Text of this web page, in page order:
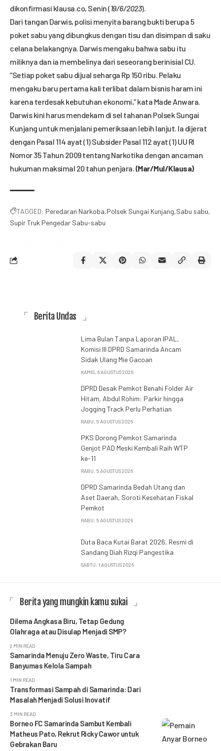
dikonfirmasi klausa.co, Senin (19/6/2023).
Dari tangan Darwis, polisi menyita barang bukti berupa 5
poket sabu yang dibungkus dengan tisu dan disimpan di saku
celana belakangnya. Darwis mengaku bahwa sabu itu
miliknya dan ia membelinya dari seseorang berinisial CU.
“Setiap poket sabu dijual seharga Rp 150 ribu. Pelaku
mengaku baru pertama kali terlibat dalam bisnis haram ini
karena terdesak kebutuhan ekonomi,” kata Made Anwara.
Darwis kini harus mendekam di sel tahanan Polsek Sungai
Kunjang untuk menjalani pemeriksaan lebih lanjut. Ia dijerat
dengan Pasal 114 ayat (1) Subsider Pasal 112 ayat (1) UU RI
Nomor 35 Tahun 2009 tentang Narkotika dengan ancaman
hukuman maksimal 20 tahun penjara. (Mar/Mul/Klausa)
TAGGED: Peredaran Narkoba Polsek Sungai Kunjang Sabu sabu
Supir Truk Pengedar Sabu-sabu
Berita Undas
Lima Bulan Tanpa Laporan IPAL,
Komisi III DPRD Samarinda Ancam
Sidak Ulang Mie Gacoan
KAMIS, 6 AGUSTUS 2026
DPRD Desak Pemkot Benahi Folder Air
Hitam, Abdul Rohim: Parkir hingga
Jogging Track Perlu Perhatian
RABU, 5 AGUSTUS 2026
PKS Dorong Pemkot Samarinda
Genjot PAD Meski Kembali Raih WTP
ke-11
RABU, 5 AGUSTUS 2026
DPRD Samarinda Bedah Utang dan
Aset Daerah, Soroti Kesehatan Fiskal
Pemkot
RABU, 5 AGUSTUS 2026
Duta Baca Kutai Barat 2026, Resmi di
Sandang Diah Rizqi Pangestika
SABTU, 1 AGUSTUS 2026
Berita yang mungkin kamu sukai
Dilema Angkasa Biru, Tetap Gedung
Olahraga atau Disulap Menjadi SMP?
2 MIN READ
Samarinda Menuju Zero Waste, Tiru Cara
Banyumas Kelola Sampah
1 MIN READ
Transformasi Sampah di Samarinda: Dari
Masalah Menjadi Solusi Inovatif
3 MIN READ
Borneo FC Samarinda Sambut Kembali
Matheus Pato, Rekrut Ricky Cawor untuk
Gebrakan Baru